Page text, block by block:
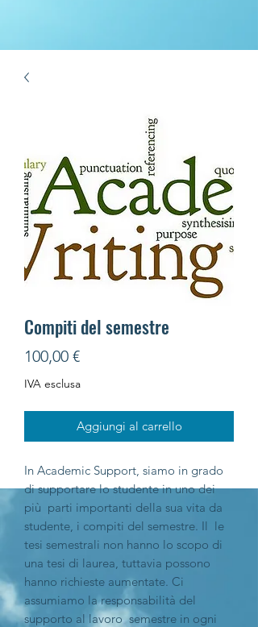
Compiti del semestre
100,00 €Prezzo
IVA esclusa
Aggiungi al carrello
In Academic Support, siamo in grado
di supportare lo studente in uno dei
più parti importanti della sua vita da
studente, i compiti del semestre. Il le
tesi semestrali non hanno lo scopo di
una tesi di laurea, tuttavia possono
hanno richieste aumentate. Ci
assumiamo la responsabilità del
supporto al lavoro semestre in ogni